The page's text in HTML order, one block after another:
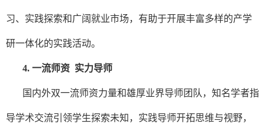
习、实践探索和广阔就业市场，有助于开展丰富多样的产学
研一体化的实践活动。
4. 一流师资 实力导师
国内外双一流师资力量和雄厚业界导师团队，知名学者指
导学术交流引领学生探索未知，实践导师开拓思维与视野，